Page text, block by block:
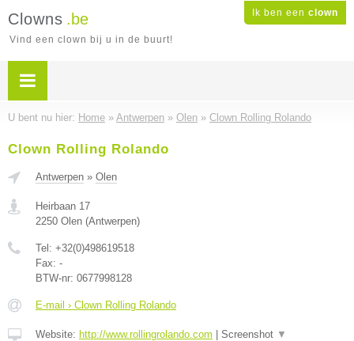
Ik ben een clown
Clowns .be
Vind een clown bij u in de buurt!
U bent nu hier: Home » Antwerpen » Olen » Clown Rolling Rolando
Clown Rolling Rolando
Antwerpen » Olen
Heirbaan 17
2250 Olen (Antwerpen)
Tel: +32(0)498619518
Fax: -
BTW-nr: 0677998128
E-mail › Clown Rolling Rolando
Website: http://www.rollingrolando.com Screenshot ▼